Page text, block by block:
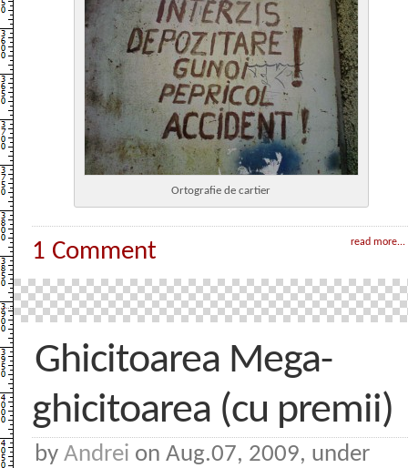
Ortografie de cartier
read more...
1 Comment
Ghicitoarea Mega-
ghicitoarea (cu premii)
by Andrei on Aug.07, 2009, under